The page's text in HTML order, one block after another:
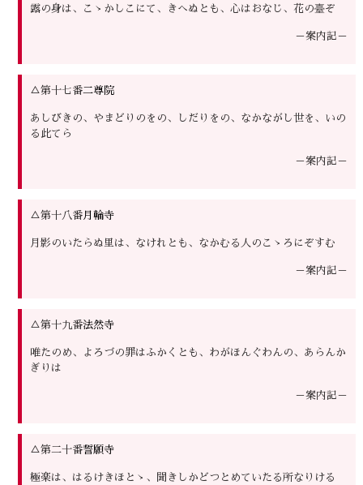
露の身は、こゝかしこにて、きへぬとも、心はおなじ、花の臺ぞ
－案内記－
△第十七番二尊院
あしびきの、やまどりのをの、しだりをの、なかながし世を、いの
る此てら
－案内記－
△第十八番月輪寺
月影のいたらぬ里は、なけれとも、なかむる人のこゝろにぞすむ
－案内記－
△第十九番法然寺
唯たのめ、よろづの罪はふかくとも、わがほんぐわんの、あらんか
ぎりは
－案内記－
△第二十番誓願寺
極楽は、はるけきほとゝ、聞きしかどつとめていたる所なりける